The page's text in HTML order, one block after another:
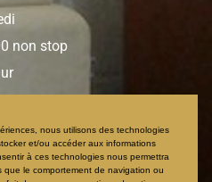
nous utilisons des technologies
et/ou accéder aux informations
à ces technologies nous permettra
que le comportement de navigation ou
non stop